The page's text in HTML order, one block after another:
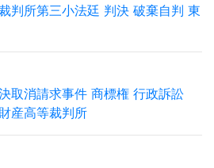
判所第三小法廷 判決 破棄自判 東
取消請求事件 商標権 行政訴訟
産高等裁判所